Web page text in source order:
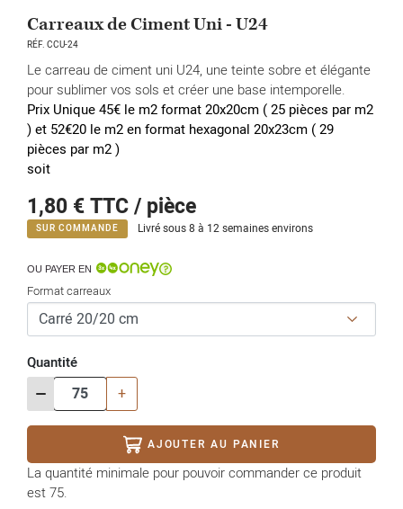
Carreaux de Ciment Uni - U24
RÉF. CCU-24
Le carreau de ciment uni U24, une teinte sobre et élégante
pour sublimer vos sols et créer une base intemporelle.
Prix Unique 45€ le m2 format 20x20cm ( 25 pièces par m2
) et 52€20 le m2 en format hexagonal 20x23cm ( 29
pièces par m2 )
soit
1,80 €TTC / pièce
SUR COMMANDE Livré sous 8 à 12 semaines environs
OU PAYER EN
Format carreaux
Quantité
- +
AJOUTER AU PANIER
La quantité minimale pour pouvoir commander ce produit
est 75.